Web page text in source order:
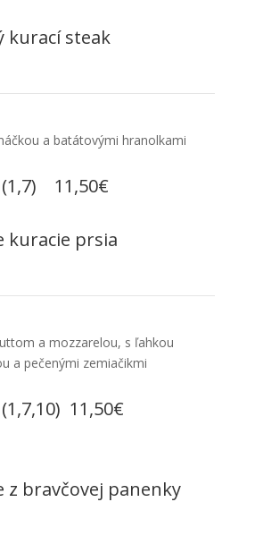
kurací steak
a batátovými hranolkami
(1,7) 11,50€
kuracie prsia
a mozzarelou, s ľahkou
a pečenými zemiačikmi
(1,7,10) 11,50€
z bravčovej panenky